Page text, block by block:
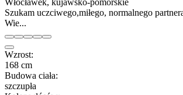
Szukam uczciwego,miłego, normalnego
Wie...
Wzrost:
168 cm
Budowa ciała:
szczupła